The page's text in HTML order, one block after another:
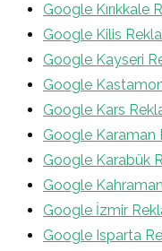
Google Kırıkkale
Google Kilis
Google Kayseri
Google
Google Kars
Google Karaman
Google Karabük
Google
Google İzmir
Google Isparta